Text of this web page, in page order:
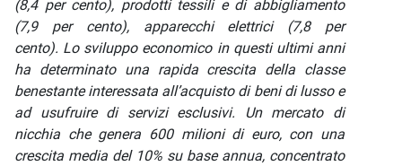
(8,4 per cento), prodotti tessili e di abbigliamento
(7,9 per cento), apparecchi elettrici (7,8 per
cento). Lo sviluppo economico in questi ultimi anni
ha determinato una rapida crescita della classe
benestante interessata all’acquisto di beni di lusso e
ad usufruire di servizi esclusivi. Un mercato di
nicchia che genera 600 milioni di euro, con una
crescita media del 10% su base annua, concentrato